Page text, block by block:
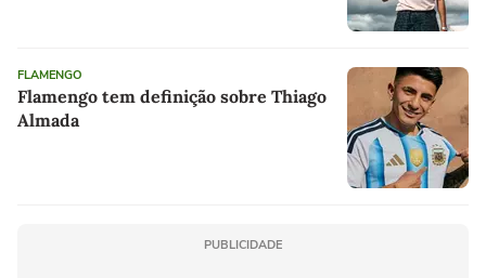
FLAMENGO
Flamengo tem definição sobre Thiago
Almada
PUBLICIDADE